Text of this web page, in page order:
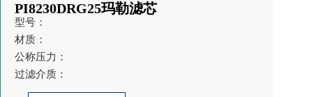
PI8230DRG25玛勒滤芯
型号：
材质：
公称压力：
过滤介质：